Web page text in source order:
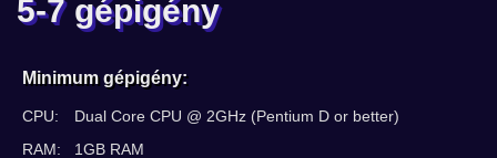
5-7 gépigény
Minimum gépigény:
CPU:
Dual Core CPU @ 2GHz (Pentium D or better)
RAM:
1GB RAM